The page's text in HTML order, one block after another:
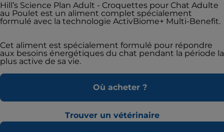
Hill’s Science Plan Adult - Croquettes pour Chat Adulte
au Poulet est un aliment complet spécialement
formulé avec la technologie ActivBiome+ Multi-Benefit.
Cet aliment est spécialement formulé pour répondre
aux besoins énergétiques du chat pendant la période la
plus active de sa vie.
Où acheter ?
Trouver un vétérinaire